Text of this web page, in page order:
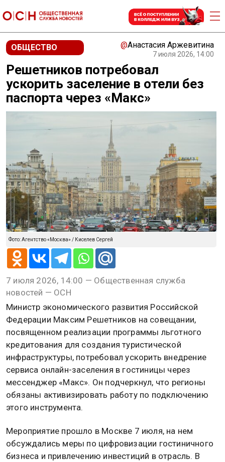
ОБЩЕСТВО @Анастасия Аржевитина
7 июля 2026, 14:00
Решетников потребовал
ускорить заселение в отели без
паспорта через «Макс»
Фото: Агентство «Москва» / Киселев Сергей
7 июля 2026, 14:00 — Общественная служба
новостей — ОСН
Министр экономического развития Российской
Федерации Максим Решетников на совещании,
посвященном реализации программы льготного
кредитования для создания туристической
инфраструктуры, потребовал ускорить внедрение
сервиса онлайн-заселения в гостиницы через
мессенджер «Макс». Он подчеркнул, что регионы
обязаны активизировать работу по подключению
этого инструмента.
Мероприятие прошло в Москве 7 июля, на нем
обсуждались меры по цифровизации гостиничного
бизнеса и привлечению инвестиций в отрасль. В